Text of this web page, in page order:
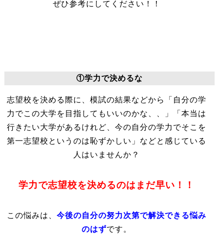
ぜひ参考にしてください！！
①学力で決めるな
志望校を決める際に、模試の結果などから「自分の学
力でこの大学を目指してもいいのかな、、」「本当は
行きたい大学があるけれど、今の自分の学力でそこを
第一志望校というのは恥ずかしい」などと感じている
人はいませんか？
学力で志望校を決めるのはまだ早い！！
この悩みは、今後の自分の努力次第で解決できる悩み
のはずです。